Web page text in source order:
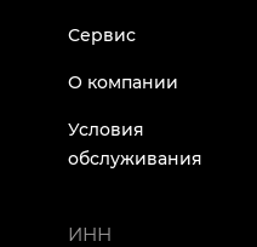
Сервис
О компании
Условия
обслуживания
ИНН